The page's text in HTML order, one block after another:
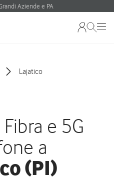
Aziende e PA
Lajatico
e 5G
a
(PI)